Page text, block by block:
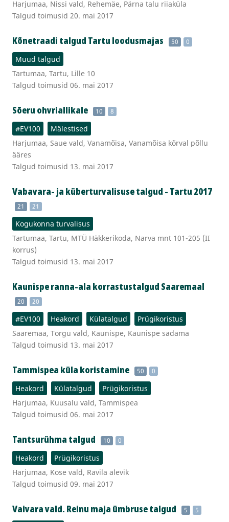
Harjumaa, Nissi vald, Rehemäe, Pärna talu riiaküla
Talgud toimusid 20. mai 2017
Kõnetraadi talgud Tartu loodusmajas 50 0
Muud talgud
Tartumaa, Tartu, Lille 10
Talgud toimusid 06. mai 2017
Sõeru ohvriallikale 10 8
#EV100
Mälestised
Harjumaa, Saue vald, Vanamõisa, Vanamõisa kõrval põllu
ääres
Talgud toimusid 13. mai 2017
Vabavara- ja küberturvalisuse talgud - Tartu 2017
21 21
Kogukonna turvalisus
Tartumaa, Tartu, MTÜ Häkkerikoda, Narva mnt 101-205 (II
korrus)
Talgud toimusid 13. mai 2017
Kaunispe ranna-ala korrastustalgud Saaremaal
20 20
#EV100 Heakord Külatalgud
Prügikoristus
Saaremaa, Torgu vald, Kaunispe, Kaunispe sadama
Talgud toimusid 13. mai 2017
Tammispea küla koristamine 50 0
Heakord Külatalgud
Prügikoristus
Harjumaa, Kuusalu vald, Tammispea
Talgud toimusid 06. mai 2017
Tantsurühma talgud 10 0
Heakord
Prügikoristus
Harjumaa, Kose vald, Ravila alevik
Talgud toimusid 09. mai 2017
Vaivara vald. Reinu maja ümbruse talgud 5 5